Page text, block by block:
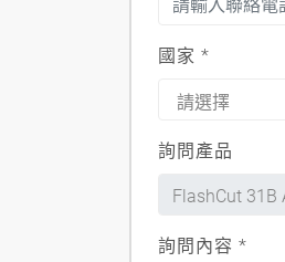
國家 *
詢問產品
詢問內容 *